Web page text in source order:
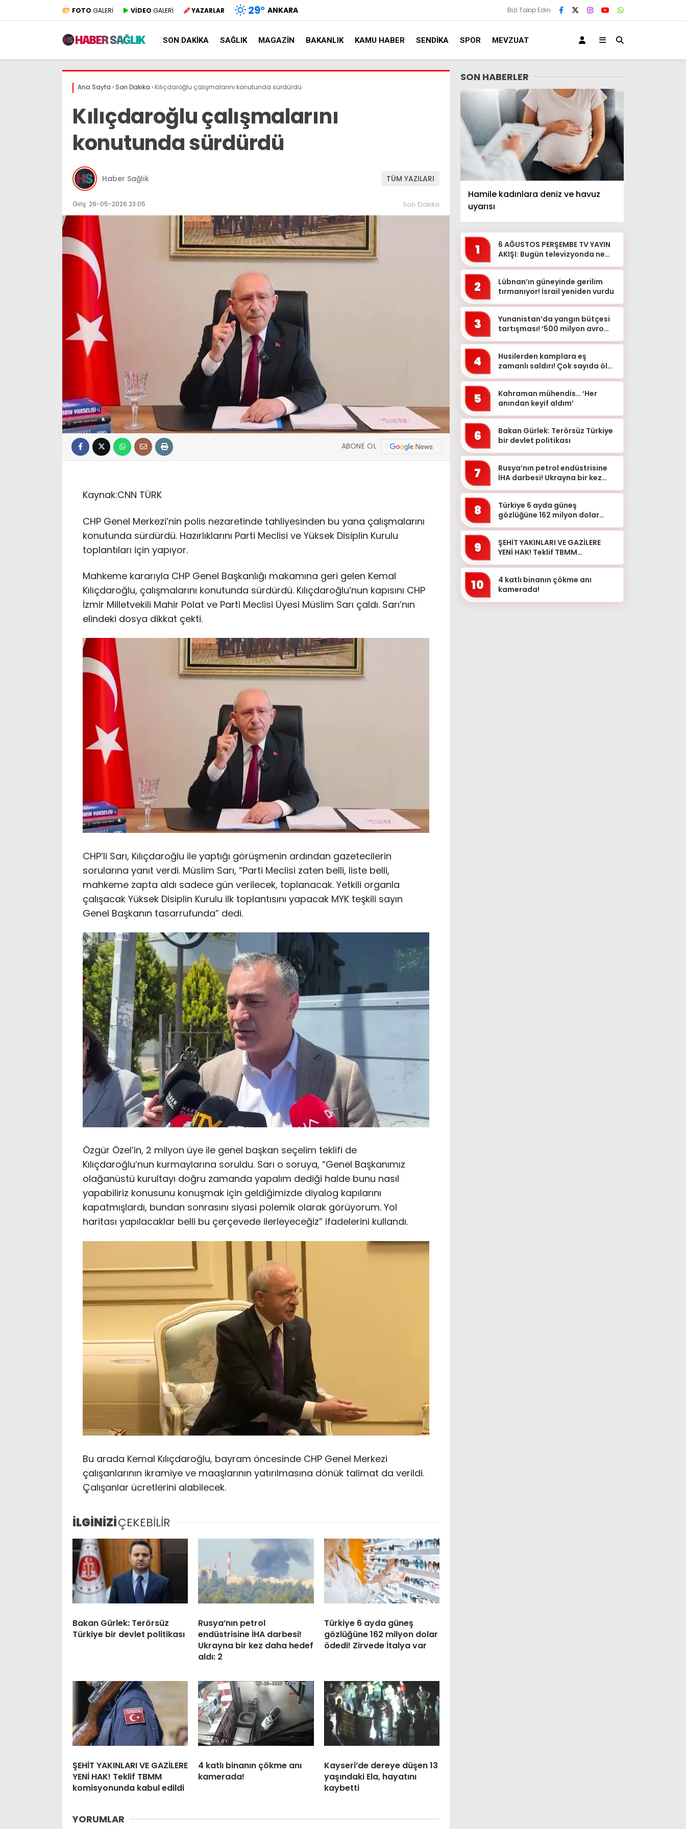
FOTO GALERİ VİDEO GALERİ YAZARLAR 29° ANKARA Bizi Takip Edin
SON DAKIKA SAĞLIK MAGAZIN BAKANLIK KAMU HABER SENDIKA SPOR MEVZUAT
Ana Sayfa › Son Dakika › Kılıçdaroğlu çalışmalarını konutunda sürdürdü
Kılıçdaroğlu çalışmalarını
konutunda sürdürdü
Haber Sağlık TÜM YAZILARI
Giriş: 26-05-2026 23:05 Son Dakika
ABONE OL
Kaynak:CNN TÜRK
CHP Genel Merkezi’nin polis nezaretinde tahliyesinden bu yana çalışmalarını
konutunda sürdürdü. Hazırlıklarını Parti Meclisi ve Yüksek Disiplin Kurulu
toplantıları için yapıyor.
Mahkeme kararıyla CHP Genel Başkanlığı makamına geri gelen Kemal
Kılıçdaroğlu, çalışmalarını konutunda sürdürdü. Kılıçdaroğlu’nun kapısını CHP
İzmir Milletvekili Mahir Polat ve Parti Meclisi Üyesi Müslim Sarı çaldı. Sarı’nın
elindeki dosya dikkat çekti.
CHP’li Sarı, Kılıçdaroğlu ile yaptığı görüşmenin ardından gazetecilerin
sorularına yanıt verdi. Müslim Sarı, “Parti Meclisi zaten belli, liste belli,
mahkeme zapta aldı sadece gün verilecek, toplanacak. Yetkili organla
çalışacak Yüksek Disiplin Kurulu ilk toplantısını yapacak MYK teşkili sayın
Genel Başkanın tasarrufunda” dedi.
Özgür Özel’in, 2 milyon üye ile genel başkan seçelim teklifi de
Kılıçdaroğlu’nun kurmaylarına soruldu. Sarı o soruya, “Genel Başkanımız
olağanüstü kurultayı doğru zamanda yapalım dediği halde bunu nasıl
yapabiliriz konusunu konuşmak için geldiğimizde diyalog kapılarını
kapatmışlardı, bundan sonrasını siyasi polemik olarak görüyorum. Yol
haritası yapılacaklar belli bu çerçevede ilerleyeceğiz” ifadelerini kullandı.
Bu arada Kemal Kılıçdaroğlu, bayram öncesinde CHP Genel Merkezi
çalışanlarının ikramiye ve maaşlarının yatırılmasına dönük talimat da verildi.
Çalışanlar ücretlerini alabilecek.
İLGİNİZİÇEKEBİLİR
Bakan Gürlek: Terörsüz
Türkiye bir devlet politikası
Rusya’nın petrol
endüstrisine İHA darbesi!
Ukrayna bir kez daha hedef
aldı: 2
Türkiye 6 ayda güneş
gözlüğüne 162 milyon dolar
ödedi! Zirvede İtalya var
ŞEHİT YAKINLARI VE GAZİLERE
YENİ HAK! Teklif TBMM
komisyonunda kabul edildi
4 katlı binanın çökme anı
kamerada!
Kayseri’de dereye düşen 13
yaşındaki Ela, hayatını
kaybetti
YORUMLAR
SON HABERLER
Hamile kadınlara deniz ve havuz
uyarısı
1
6 AĞUSTOS PERŞEMBE TV YAYIN
AKIŞI: Bugün televizyonda ne
2
Lübnan’ın güneyinde gerilim
tırmanıyor! İsrail yeniden vurdu
3
Yunanistan’da yangın bütçesi
tartışması! ‘500 milyon avro
4
Husilerden kamplara eş
zamanlı saldırı! Çok sayıda ölü
5
Kahraman mühendis… ‘Her
anından keyif aldım’
6
Bakan Gürlek: Terörsüz Türkiye
bir devlet politikası
7
Rusya’nın petrol endüstrisine
İHA darbesi! Ukrayna bir kez
8
Türkiye 6 ayda güneş
gözlüğüne 162 milyon dolar
9
ŞEHİT YAKINLARI VE GAZİLERE
YENİ HAK! Teklif TBMM
10
4 katlı binanın çökme anı
kamerada!